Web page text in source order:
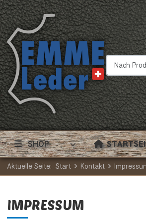
Nach
SHOP
Aktuelle Seite: Start Kontakt
IMPRESSUM